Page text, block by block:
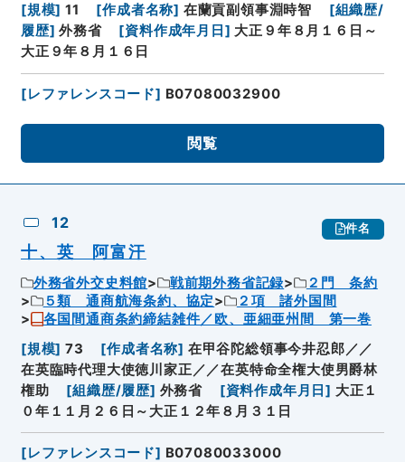
[規模] 11 [作成者名称] 在蘭貢副領事淵時智 [組織歴/
履歴] 外務省 [資料作成年月日 ] 大正９年８月１６日～
大正９年８月１６日
[レファレンスコード] B07080032900
閲覧
12 件名
十、英 阿富汗
外務省外交史料館 戦前期外務省記録
２門 条約
５類 通商航海条約、協定
２項 諸外国間
各国間通商条約締結雑件／欧、亜細亜州間 第一巻
[規模] 73 [作成者名称] 在甲谷陀総領事今井忍郎／／
在英臨時代理大使徳川家正／／在英特命全権大使男爵林
権助
[組織歴/履歴] 外務省 [資料作成年月日] 大正１
０年１１月２６日～大正１２年８月３１日
[レファレンスコード] B07080033000